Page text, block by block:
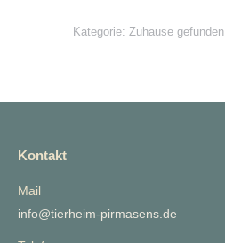
Kategorie: Zuhause gefunden
Kontakt
Mail
info@tierheim-pirmasens.de